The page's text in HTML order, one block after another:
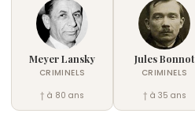
Meyer Lansky
CRIMINELS
† à 80 ans
Jules Bonnot
CRIMINELS
† à 35 ans